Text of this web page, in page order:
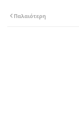
Παλαιότερη